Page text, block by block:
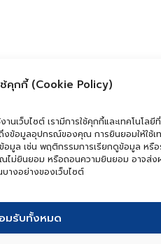
ช้คุกกี้ (Cookie Policy)
เว็บไซต์ เรามีการใช้คุกกี้และเทคโนโลยีที่
งข้อมูลอุปกรณ์ของคุณ การยินยอมให้ใช้เ
ข้อมูล เช่น พฤติกรรมการเรียกดูข้อมูล หรื
ไม่ยินยอม หรือถอนความยินยอม อาจส่ง
างอย่างของเว็บไซต์
มรับทั้งหมด